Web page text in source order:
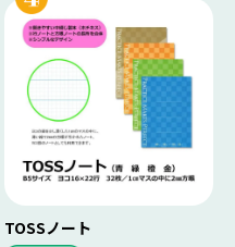
TOSSノート